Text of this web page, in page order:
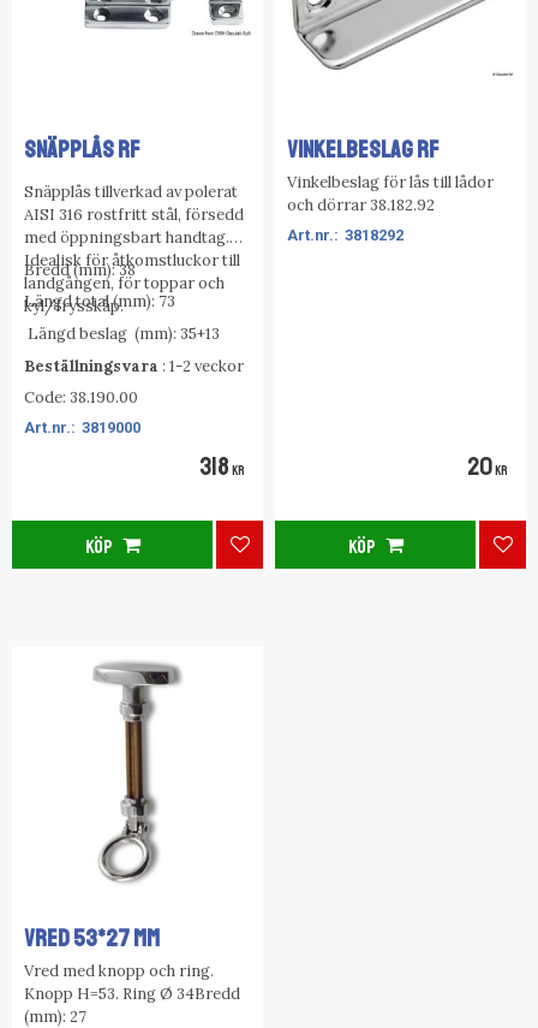
SNÄPPLÅS RF
Snäpplås tillverkad av polerat
AISI 316 rostfritt stål, försedd
med öppningsbart handtag.
Idealisk för åtkomstluckor till
landgången, för toppar och
kyl/frysskåp.
Bredd (mm): 38
Längd total (mm): 73
Längd beslag (mm): 35+13
Beställningsvara : 1-2 veckor
Code: 38.190.00
3819000
318 KR
Lägg till i favoriter
KÖP
VINKELBESLAG RF
Vinkelbeslag för lås till lådor
och dörrar 38.182.92
3818292
20KR
KÖP
VRED 53*27 MM
Vred med knopp och ring.
Knopp H=53. Ring Ø 34Bredd
(mm): 27